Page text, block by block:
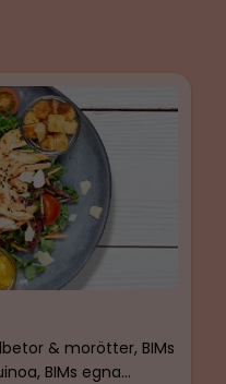
& morötter, BIMs
BIMs egna